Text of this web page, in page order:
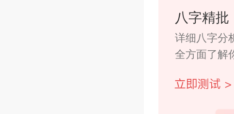
八字精批
详细八字分
全方面了解